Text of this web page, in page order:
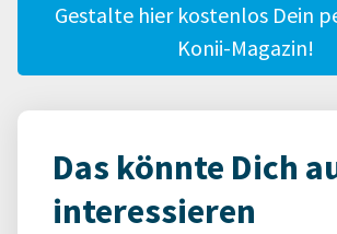
Gestalte hier kostenlos Dein
Konii-Magazin!
Das könnte Dich
interessieren